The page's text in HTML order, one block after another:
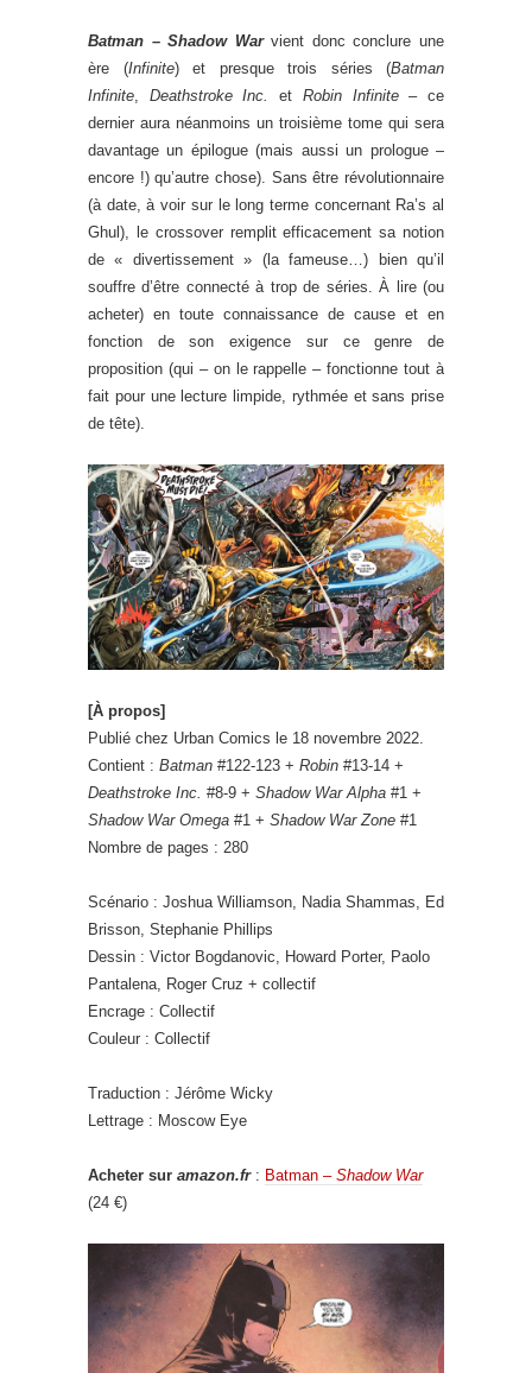
Batman – Shadow Warvient donc conclure une
ère (Infinite) et presque trois séries (Batman
Infinite, Deathstroke Inc. et Robin Infinite– ce
dernier aura néanmoins un troisième tome qui sera
davantage un épilogue (mais aussi un prologue –
encore !) qu’autre chose). Sans être révolutionnaire
(à date, à voir sur le long terme concernant Ra’s al
Ghul), le crossover remplit efficacement sa notion
de « divertissement » (la fameuse…) bien qu’il
souffre d’être connecté à trop de séries. À lire (ou
acheter) en toute connaissance de cause et en
fonction de son exigence sur ce genre de
proposition (qui – on le rappelle – fonctionne tout à
fait pour une lecture limpide, rythmée et sans prise
de tête).
[À propos]
Publié chez Urban Comics le 18 novembre 2022.
Contient : Batman #122-123 + Robin #13-14 +
Deathstroke Inc. #8-9 + Shadow War Alpha #1 +
Shadow War Omega #1 + Shadow War Zone #1
Nombre de pages : 280
Scénario : Joshua Williamson, Nadia Shammas, Ed
Brisson, Stephanie Phillips
Dessin : Victor Bogdanovic, Howard Porter, Paolo
Pantalena, Roger Cruz + collectif
Encrage : Collectif
Couleur : Collectif
Traduction : Jérôme Wicky
Lettrage : Moscow Eye
Acheter sur amazon.fr: Batman – Shadow War
(24 €)